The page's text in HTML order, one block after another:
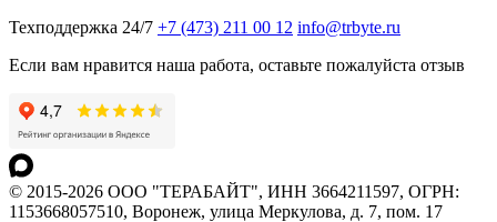
Техподдержка 24/7 +7 (473) 211 00 12 info@trbyte.ru
Если вам нравится наша работа, оставьте пожалуйста отзыв
© 2015-2026 ООО "ТЕРАБАЙТ", ИНН 3664211597, ОГРН:
1153668057510, Воронеж, улица Меркулова, д. 7, пом. 17